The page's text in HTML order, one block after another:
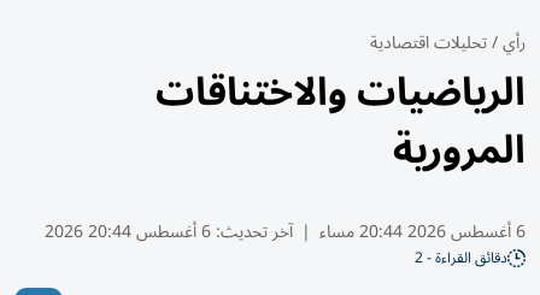
رأي/تحليلات اقتصادية
الرياضيات والاختناقات
المرورية
6 أغسطس 2026 20:44 مساء | آخر تحديث:6 أغسطس 20:44 2026
دقائق القراءة - 2